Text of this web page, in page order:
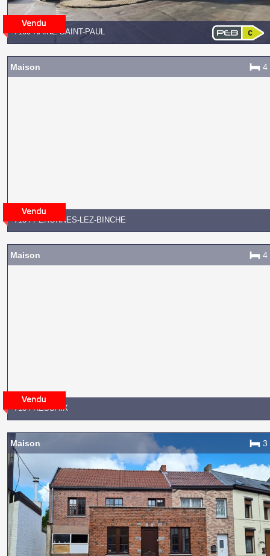
7100 HAINE-SAINT-PAUL
7134 PERONNES-LEZ-BINCHE
Maison 4
7134 RESSAIX
Maison 4
Maison 3